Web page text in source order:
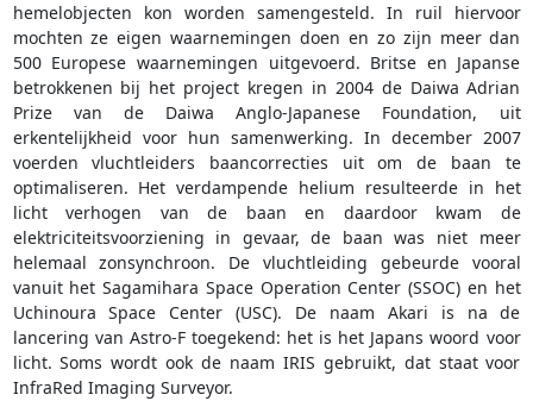
hemelobjecten kon worden samengesteld. In ruil hiervoor
mochten ze eigen waarnemingen doen en zo zijn meer dan
500 Europese waarnemingen uitgevoerd. Britse en Japanse
betrokkenen bij het project kregen in 2004 de Daiwa Adrian
Prize van de Daiwa Anglo-Japanese Foundation, uit
erkentelijkheid voor hun samenwerking. In december 2007
voerden vluchtleiders baancorrecties uit om de baan te
optimaliseren. Het verdampende helium resulteerde in het
licht verhogen van de baan en daardoor kwam de
elektriciteitsvoorziening in gevaar, de baan was niet meer
helemaal zonsynchroon. De vluchtleiding gebeurde vooral
vanuit het Sagamihara Space Operation Center (SSOC) en het
Uchinoura Space Center (USC). De naam Akari is na de
lancering van Astro-F toegekend: het is het Japans woord voor
licht. Soms wordt ook de naam IRIS gebruikt, dat staat voor
InfraRed Imaging Surveyor.